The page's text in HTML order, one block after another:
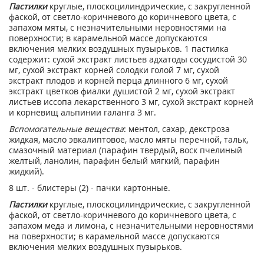
Пастилкикруглые, плоскоцилиндрические, с закругленной
фаской, от светло-коричневого до коричневого цвета, с
запахом мяты, с незначительными неровностями на
поверхности; в карамельной массе допускаются
включения мелких воздушных пузырьков. 1 пастилка
содержит: сухой экстракт листьев адхатоды сосудистой 30
мг, сухой экстракт корней солодки голой 7 мг, сухой
экстракт плодов и корней перца длинного 6 мг, сухой
экстракт цветков фиалки душистой 2 мг, сухой экстракт
листьев иссопа лекарственного 3 мг, сухой экстракт корней
и корневищ альпинии галанга 3 мг.
Вспомогательные вещества: ментол, сахар, декстроза
жидкая, масло эвкалиптовое, масло мяты перечной, тальк,
смазочный материал (парафин твердый, воск пчелиный
желтый, ланолин, парафин белый мягкий, парафин
жидкий).
8 шт. - блистеры (2) - пачки картонные.
Пастилкикруглые, плоскоцилиндрические, с закругленной
фаской, от светло-коричневого до коричневого цвета, с
запахом меда и лимона, с незначительными неровностями
на поверхности; в карамельной массе допускаются
включения мелких воздушных пузырьков.